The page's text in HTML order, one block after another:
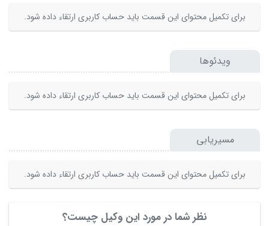
برای تکمیل محتوای این قسمت باید حساب کاربری ارتقاء داده شود.
ویدئوها
برای تکمیل محتوای این قسمت باید حساب کاربری ارتقاء داده شود.
مسیریابی
برای تکمیل محتوای این قسمت باید حساب کاربری ارتقاء داده شود.
نظر شما در مورد این وکیل چیست؟